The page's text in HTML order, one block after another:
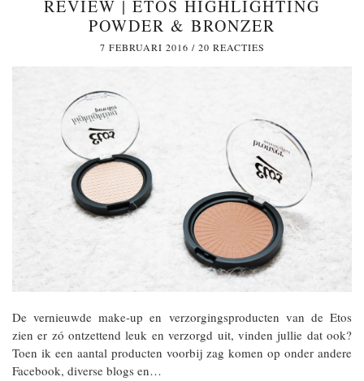
REVIEW | ETOS HIGHLIGHTING
POWDER & BRONZER
7 FEBRUARI 2016 / 20 REACTIES
De vernieuwde make-up en verzorgingsproducten van de Etos
zien er zó ontzettend leuk en verzorgd uit, vinden jullie dat ook?
Toen ik een aantal producten voorbij zag komen op onder andere
Facebook, diverse blogs en…